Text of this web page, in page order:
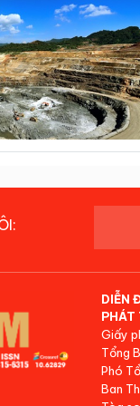
DIỄN
PHÁT
Giấy
Tổng
Phó
Ban